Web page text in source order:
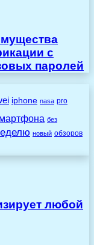
с
паролей
iphone nasa pro
без
новый обзоров
любой